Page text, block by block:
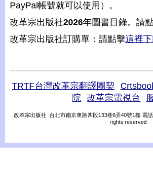
PayPal帳號就可以使用）。
改革宗出版社2026年圖書目錄。請
改革宗出版社訂購單：請點擊這裡
TRTF台灣改革宗翻譯團契
院
改革宗電視台
改革宗出版社 台北市南京東路四段133巷6弄40號1樓 電
rights reserved